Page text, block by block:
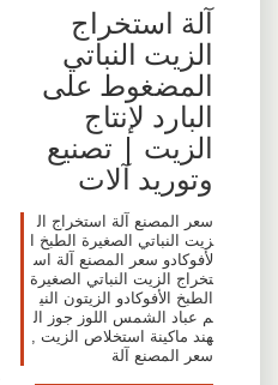
آلة استخراج
الزيت النباتي
المضغوط على
البارد لإنتاج
الزيت | تصنيع
وتوريد آلات
سعر المصنع آلة استخراج ال
زيت النباتي الصغيرة الطبخ ا
لأفوكادو سعر المصنع آلة اس
تخراج الزيت النباتي الصغيرة
الطبخ الأفوكادو الزيتون الني
م عباد الشمس اللوز جوز ال
هند ماكينة استخلاص الزيت ,
سعر المصنع آلة